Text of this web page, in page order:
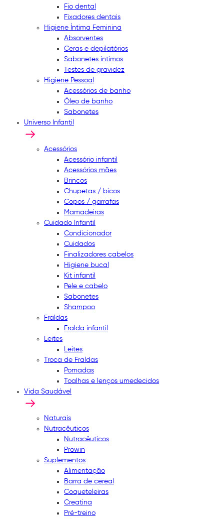
Fio dental
Fixadores dentais
Higiene Íntima Feminina
Absorventes
Ceras e depilatórios
Sabonetes íntimos
Testes de gravidez
Higiene Pessoal
Acessórios de banho
Óleo de banho
Sabonetes
Universo Infantil
Acessórios
Acessório infantil
Acessórios mães
Brincos
Chupetas / bicos
Copos / garrafas
Mamadeiras
Cuidado Infantil
Condicionador
Cuidados
Finalizadores cabelos
Higiene bucal
Kit infantil
Pele e cabelo
Sabonetes
Shampoo
Fraldas
Fralda infantil
Leites
Leites
Troca de Fraldas
Pomadas
Toalhas e lenços umedecidos
Vida Saudável
Naturais
Nutracêuticos
Nutracêuticos
Prowin
Suplementos
Alimentação
Barra de cereal
Coqueteleiras
Creatina
Pré-treino